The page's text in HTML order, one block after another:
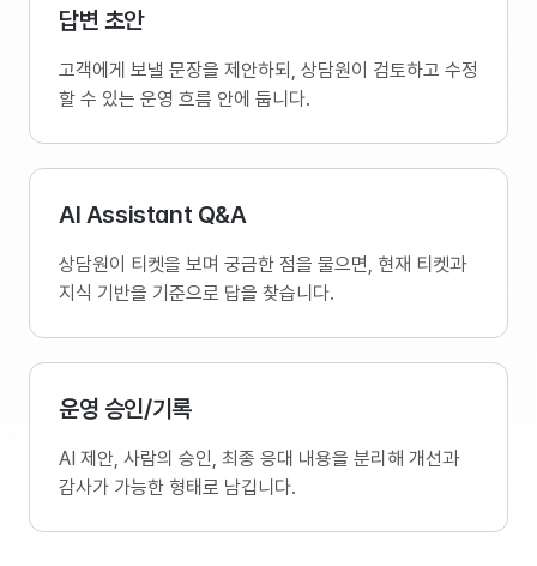
답변 초안
고객에게 보낼 문장을 제안하되, 상담원이 검토하고 수정
할 수 있는 운영 흐름 안에 둡니다.
AI Assistant Q&A
상담원이 티켓을 보며 궁금한 점을 물으면, 현재 티켓과
지식 기반을 기준으로 답을 찾습니다.
운영 승인/기록
AI 제안, 사람의 승인, 최종 응대 내용을 분리해 개선과
감사가 가능한 형태로 남깁니다.